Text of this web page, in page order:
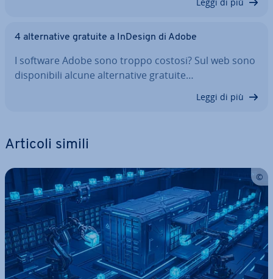
Leggi di più
4 al­ter­na­ti­ve gratuite a InDesign di Adobe
I software Adobe sono troppo costosi? Sul web sono
di­spo­ni­bi­li alcune al­ter­na­ti­ve gratuite…
Leggi di più
Articoli simili